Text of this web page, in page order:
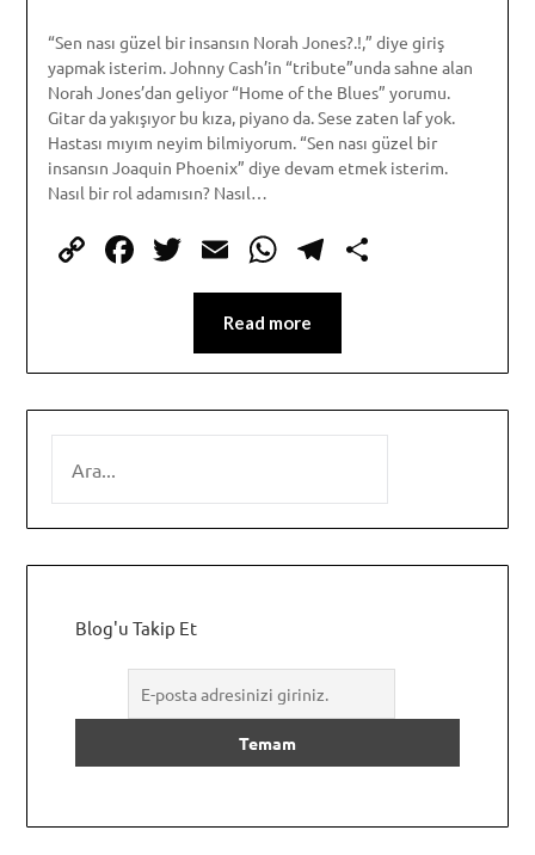
“Sen nası güzel bir insansın Norah Jones?.!,” diye giriş
yapmak isterim. Johnny Cash’in “tribute”unda sahne alan
Norah Jones’dan geliyor “Home of the Blues” yorumu.
Gitar da yakışıyor bu kıza, piyano da. Sese zaten laf yok.
Hastası mıyım neyim bilmiyorum. “Sen nası güzel bir
insansın Joaquin Phoenix” diye devam etmek isterim.
Nasıl bir rol adamısın? Nasıl…
CopyFacebook
Twitter
EmailWhatsApp
Telegram
Read more
Blog'u Takip Et